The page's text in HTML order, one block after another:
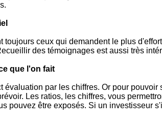
toujours ceux qui demandent le plus
des témoignages est aussi très
que l'on fait
évaluation par les chiffres. Or pour pouvoir
Les ratios, les chiffres, vous
pouvez être exposés. Si un investisseur